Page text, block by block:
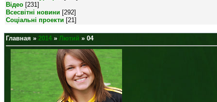
Відео [231]
Всесвітні новини [292]
Соціальні проекти [21]
Главная » 2014 » Лютий » 04